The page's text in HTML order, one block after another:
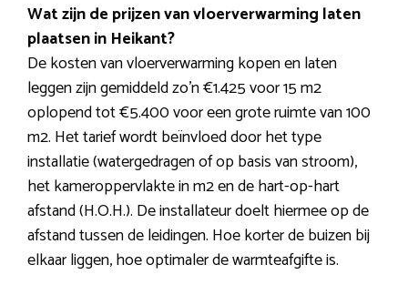
Wat zijn de prijzen van vloerverwarming laten
plaatsen in Heikant?
De kosten van vloerverwarming kopen en laten
leggen zijn gemiddeld zo’n €1.425 voor 15 m2
oplopend tot €5.400 voor een grote ruimte van 100
m2. Het tarief wordt beïnvloed door het type
installatie (watergedragen of op basis van stroom),
het kameroppervlakte in m2 en de hart-op-hart
afstand (H.O.H.). De installateur doelt hiermee op de
afstand tussen de leidingen. Hoe korter de buizen bij
elkaar liggen, hoe optimaler de warmteafgifte is.